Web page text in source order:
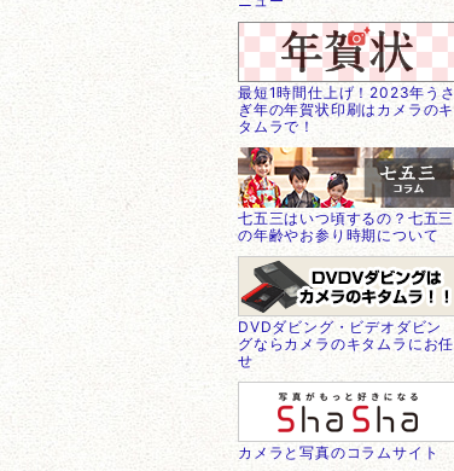
最短1時間仕上げ！2023年うさ
ぎ年の年賀状印刷はカメラのキ
タムラで！
七五三はいつ頃するの？七五三
の年齢やお参り時期について
DVDダビング・ビデオダビン
グならカメラのキタムラにお任
せ
カメラと写真のコラムサイト